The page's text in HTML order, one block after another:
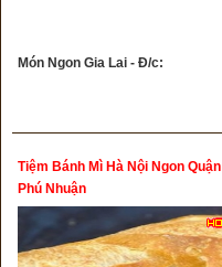
Món Ngon Gia Lai - Đ/c:
Tiệm Bánh Mì Hà Nội Ngon Quận
Phú Nhuận